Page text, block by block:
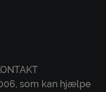
som kan hjælpe